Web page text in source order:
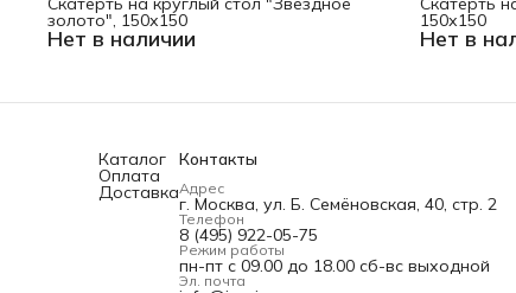
Нет в наличии
золото", 150х150
Нет в
150х150
Каталог
Оплата
Доставка
Контакты
Адрес
г. Москва, ул. Б. Семёновская, 40, стр. 2
Телефон
8 (495) 922-05-75
Режим работы
пн-пт с 09.00 до 18.00 сб-вс выходной
Эл. почта